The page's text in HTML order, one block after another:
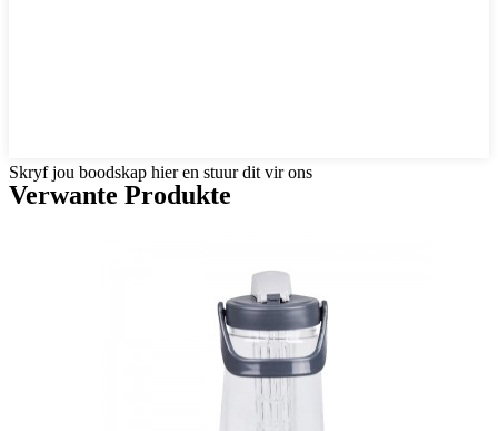
Skryf jou boodskap hier en stuur dit vir ons
Verwante Produkte